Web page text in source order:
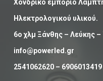
Χονδρικό εμπόριο
Ηλεκτρολογικού υλικού.
6ο χλμ Ξάνθης – Λεύκης
info@powerled.gr
2541062620– 6906013419